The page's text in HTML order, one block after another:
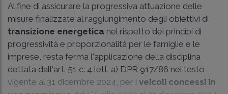
Al fine di assicurare la progressiva attuazione delle
misure finalizzate al raggiungimento degli obiettivi di
transizione energetica nel rispetto dei princìpi di
progressività e proporzionalità per le famiglie e le
imprese, resta ferma l'applicazione della disciplina
dettata dall'art. 51 c. 4 lett. a) DPR 917/86 nel testo
vigente al 31 dicembre 2024, per i veicoli concessi in